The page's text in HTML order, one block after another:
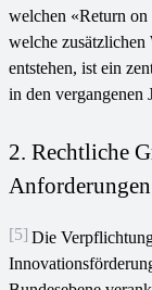
welchen «Return
welche zusätzlichen
entstehen, ist ein
in den vergangenen
2. Rechtliche
Anforderungen
[5] Die